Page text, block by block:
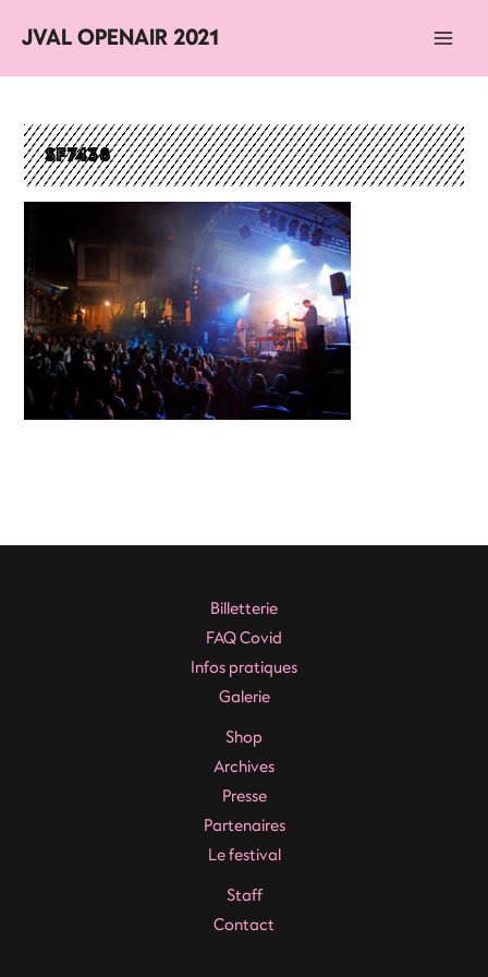
JVAL OPENAIR 2021
SF7438
l’article
Billetterie
FAQ Covid
Infos pratiques
Galerie
Shop
Archives
Presse
Partenaires
Le festival
Staff
Contact